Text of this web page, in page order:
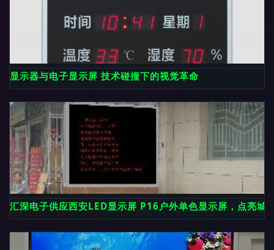
显示器与电子显示屏 技术碰撞下的视觉革命
汇深电子供应西安LED显示屏 P16户外单色显示屏，点亮城